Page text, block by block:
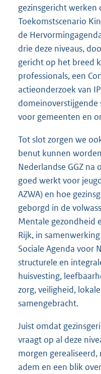
gezinsgericht
Toekomstscenario
de
drie deze niveaus,
gericht op het breed
professionals, een
actieonderzoek van
domeinoverstijgende
voor gemeenten en
Tot slot zorgen we
benut kunnen
Nederlandse GGZ na
goed werkt voor
AZWA) en hoe
geborgd in de
Mentale gezondheid
Rijk, in
Sociale Agenda voor
structurele en
huisvesting,
zorg, veiligheid,
samengebracht.
Juist omdat
vraagt op al deze
morgen
adem en een blik